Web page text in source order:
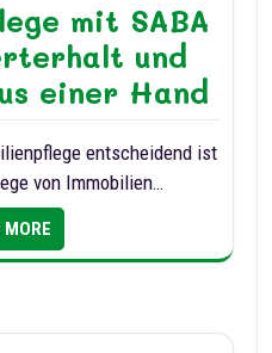
mit SABA
und
einer Hand
entscheidend ist
von Immobilien…
MORE